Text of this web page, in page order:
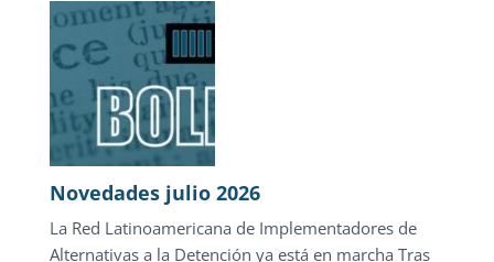
Novedades julio 2026
La Red Latinoamericana de Implementadores de
Alternativas a la Detención ya está en marcha Tras